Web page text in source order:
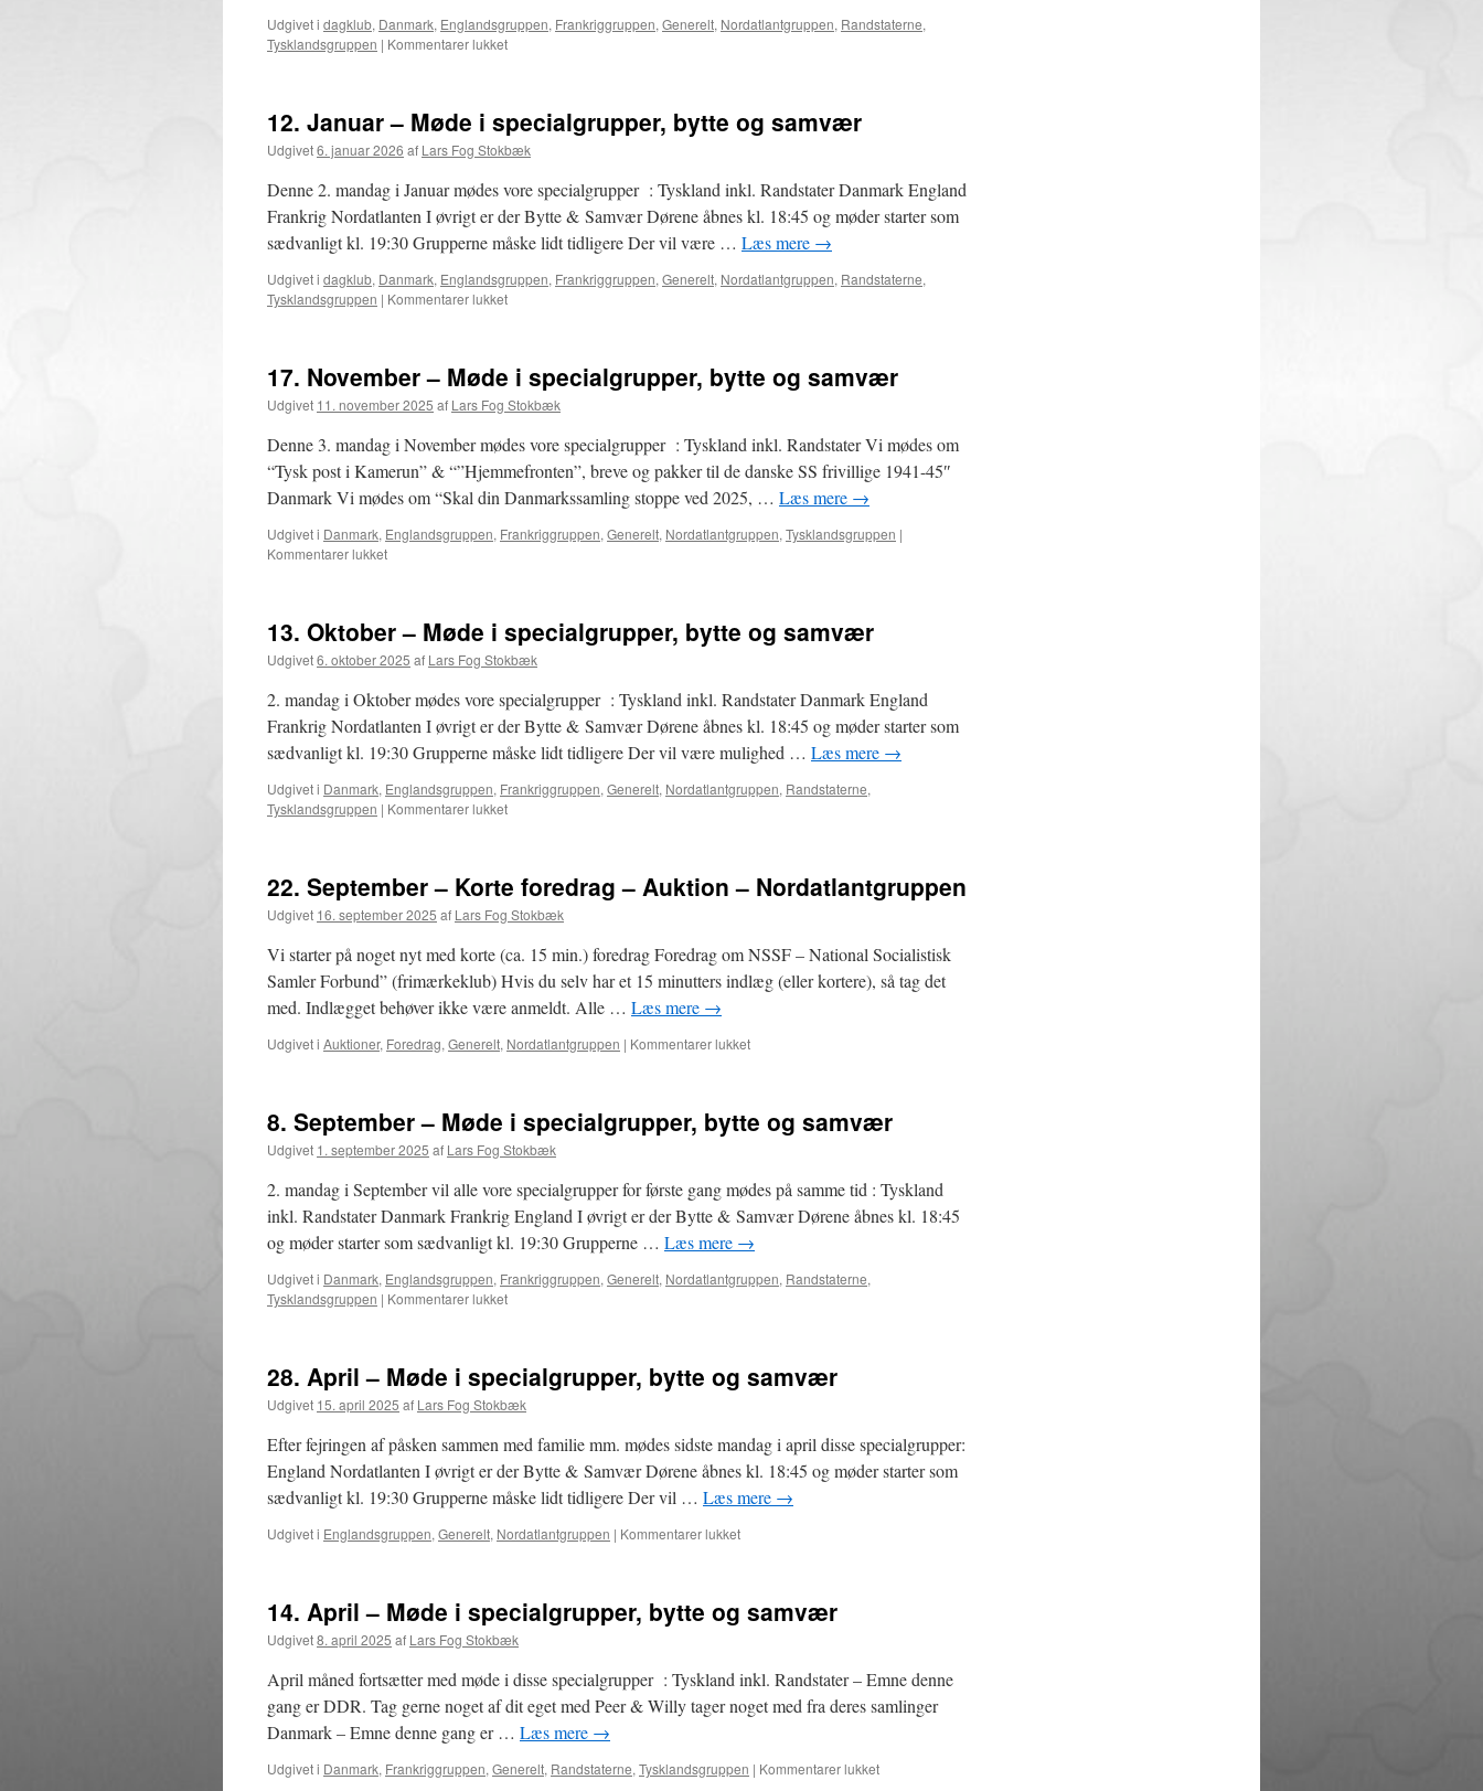
Udgivet i dagklub, Danmark, Englandsgruppen, Frankriggruppen, Generelt, Nordatlantgruppen, Randstaterne,
Tysklandsgruppen | Kommentarer lukkettil
i
specialgrupper,
bytte
samvær
12. Januar – Møde i specialgrupper, bytte og samvær
Udgivet6. januar 2026 af Lars Fog Stokbæk
Denne 2. mandag i Januar mødes vore specialgrupper : Tyskland inkl. Randstater Danmark England
Frankrig Nordatlanten I øvrigt er der Bytte & Samvær Dørene åbnes kl. 18:45 og møder starter som
sædvanligt kl. 19:30 Grupperne måske lidt tidligere Der vil være … Læs mere →
Udgivet i dagklub, Danmark, Englandsgruppen, Frankriggruppen, Generelt, Nordatlantgruppen, Randstaterne,
Tysklandsgruppen | Kommentarer lukkettil
Møde
specialgrupper,
bytte
og
samvær
17. November – Møde i specialgrupper, bytte og samvær
Udgivet 11. november 2025 af Lars Fog Stokbæk
Denne 3. mandag i November mødes vore specialgrupper : Tyskland inkl. Randstater Vi mødes om
“Tysk post i Kamerun” & “”Hjemmefronten”, breve og pakker til de danske SS frivillige 1941-45″
Danmark Vi mødes om “Skal din Danmarkssamling stoppe ved 2025, … Læs mere →
Udgivet i Danmark, Englandsgruppen, Frankriggruppen, Generelt, Nordatlantgruppen, Tysklandsgruppen |
Kommentarer lukkettil
Møde
i
specialgrupper,
bytte
og
samvær
13. Oktober – Møde i specialgrupper, bytte og samvær
Udgivet6. oktober 2025 af Lars Fog Stokbæk
2. mandag i Oktober mødes vore specialgrupper : Tyskland inkl. Randstater Danmark England
Frankrig Nordatlanten I øvrigt er der Bytte & Samvær Dørene åbnes kl. 18:45 og møder starter som
sædvanligt kl. 19:30 Grupperne måske lidt tidligere Der vil være mulighed … Læs mere →
Udgivet i Danmark, Englandsgruppen, Frankriggruppen, Generelt, Nordatlantgruppen, Randstaterne,
Tysklandsgruppen | Kommentarer lukkettil
Møde
specialgrupper,
bytte
og
samvær
22. September – Korte foredrag – Auktion – Nordatlantgruppen
Udgivet 16. september 2025 af Lars Fog Stokbæk
Vi starter på noget nyt med korte (ca. 15 min.) foredrag Foredrag om NSSF – National Socialistisk
Samler Forbund” (frimærkeklub) Hvis du selv har et 15 minutters indlæg (eller kortere), så tag det
med. Indlægget behøver ikke være anmeldt. Alle … Læs mere →
Udgivet i Auktioner, Foredrag, Generelt, Nordatlantgruppen | Kommentarer lukkettil
Korte
foredrag
Auktion
–
Nordatlantgruppen
8. September – Møde i specialgrupper, bytte og samvær
Udgivet 1. september 2025 af Lars Fog Stokbæk
2. mandag i September vil alle vore specialgrupper for første gang mødes på samme tid : Tyskland
inkl. Randstater Danmark Frankrig England I øvrigt er der Bytte & Samvær Dørene åbnes kl. 18:45
og møder starter som sædvanligt kl. 19:30 Grupperne … Læs mere →
Udgivet i Danmark, Englandsgruppen, Frankriggruppen, Generelt, Nordatlantgruppen, Randstaterne,
Tysklandsgruppen | Kommentarer lukkettil
Møde
specialgrupper,
bytte
og
samvær
28. April – Møde i specialgrupper, bytte og samvær
Udgivet 15. april 2025 af Lars Fog Stokbæk
Efter fejringen af påsken sammen med familie mm. mødes sidste mandag i april disse specialgrupper:
England Nordatlanten I øvrigt er der Bytte & Samvær Dørene åbnes kl. 18:45 og møder starter som
sædvanligt kl. 19:30 Grupperne måske lidt tidligere Der vil … Læs mere →
Udgivet i Englandsgruppen, Generelt, Nordatlantgruppen | Kommentarer lukkettil
Møde
bytte
og
samvær
14. April – Møde i specialgrupper, bytte og samvær
Udgivet8. april 2025 af Lars Fog Stokbæk
April måned fortsætter med møde i disse specialgrupper : Tyskland inkl. Randstater – Emne denne
gang er DDR. Tag gerne noget af dit eget med Peer & Willy tager noget med fra deres samlinger
Danmark – Emne denne gang er … Læs mere →
Udgivet i Danmark, Frankriggruppen, Generelt, Randstaterne, Tysklandsgruppen | Kommentarer lukkettil